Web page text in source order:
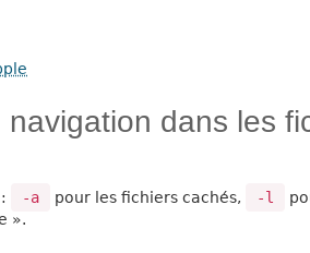
dans les
-a pour les fichiers cachés, -l
».